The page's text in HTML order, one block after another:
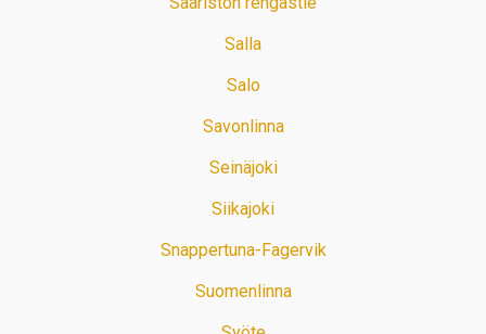
Salla
Salo
Savonlinna
Seinäjoki
Siikajoki
Snappertuna-Fagervik
Suomenlinna